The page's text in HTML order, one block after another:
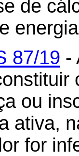
de
87/19 -
ou
ativa,
for